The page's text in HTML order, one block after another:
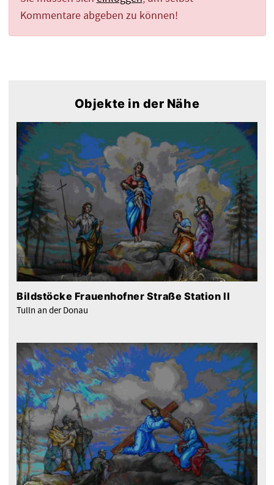
Kommentare abgeben zu können!
Objekte in der Nähe
Bildstöcke Frauenhofner Straße Station II
Tulln an der Donau